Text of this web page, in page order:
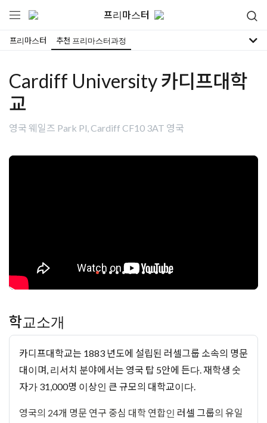
프리마스터
프리마스터 추천 프리마스터과정
Cardiff University 카디프대학
교
영국 웨일즈 Park Pl, Cardiff CF10 3AT 영국
학교소개
카디프대학교는 1883 년도에 설립된 러셀그룹 소속의 명문
대이며, 리서치 분야에서는 영국 탑 5안에 든다. 재학생 숫
자가 31,000명 이상인 큰 규모의 대학교이다.
영국의 24개 명문 연구 중심 대학 연합인 러셀 그룹의 유일